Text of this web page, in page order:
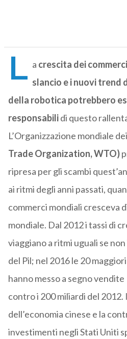
L a crescita dei
slancio e i nuovi trend
della robotica potrebbero
responsabilidi questo
L’Organizzazione mondiale
Trade Organization, WTO)
ripresa per gli scambi
ai ritmi degli anni passati,
commerci mondiali cresceva
mondiale. Dal 2012 i tassi di
viaggiano a ritmi uguali se
del Pil; nel 2016 le 20
hanno messo a segno
contro i 200 miliardi del
dell’economia cinese e la
investimenti negli Stati Uniti